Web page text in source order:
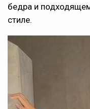
бедра и
стиле.